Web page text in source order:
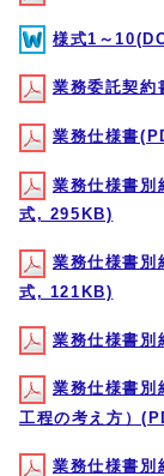
様式1～
業務委託契
業務仕様書
業務仕様書別
式, 295KB)
業務仕様書別
式, 121KB)
業務仕様書
業務仕様書別
工程の考え方）
業務仕様書別